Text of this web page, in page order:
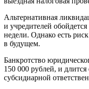
Альтернативная
и учредителей
недели. Однако есть
в будущем.
Банкротство
150 000 рублей, и длится
субсидиарной